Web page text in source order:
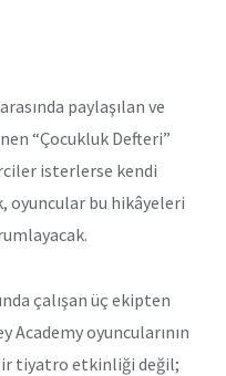
paylaşılan ve
“Çocukluk Defteri”
isterlerse kendi
oyuncular bu hikâyeleri
çalışan üç ekipten
oyuncularının
tiyatro etkinliği değil;